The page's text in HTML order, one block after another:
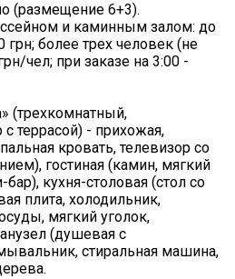
(размещение 6+3).
и каминным залом: до
грн; более трех человек (не
чел; при заказе на 3:00 -
(трехкомнатный,
террасой) - прихожая,
кровать, телевизор со
гостиная (камин, мягкий
кухня-столовая (стол со
плита, холодильник,
мягкий уголок,
(душевая с
стиральная машина,